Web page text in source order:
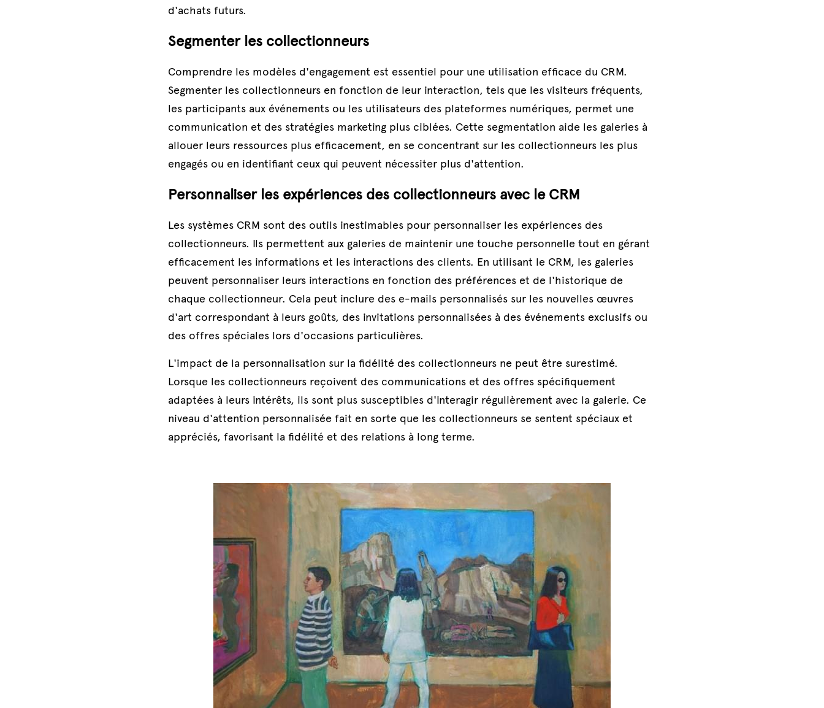
d'achats futurs.
Segmenter les collectionneurs
Comprendre les modèles d'engagement est essentiel pour une utilisation efficace du CRM.
Segmenter les collectionneurs en fonction de leur interaction, tels que les visiteurs fréquents,
les participants aux événements ou les utilisateurs des plateformes numériques, permet une
communication et des stratégies marketing plus ciblées. Cette segmentation aide les galeries à
allouer leurs ressources plus efficacement, en se concentrant sur les collectionneurs les plus
engagés ou en identifiant ceux qui peuvent nécessiter plus d'attention.
Personnaliser les expériences des collectionneurs avec le CRM
Les systèmes CRM sont des outils inestimables pour personnaliser les expériences des
collectionneurs. Ils permettent aux galeries de maintenir une touche personnelle tout en gérant
efficacement les informations et les interactions des clients. En utilisant le CRM, les galeries
peuvent personnaliser leurs interactions en fonction des préférences et de l'historique de
chaque collectionneur. Cela peut inclure des e-mails personnalisés sur les nouvelles œuvres
d'art correspondant à leurs goûts, des invitations personnalisées à des événements exclusifs ou
des offres spéciales lors d'occasions particulières.
L'impact de la personnalisation sur la fidélité des collectionneurs ne peut être surestimé.
Lorsque les collectionneurs reçoivent des communications et des offres spécifiquement
adaptées à leurs intérêts, ils sont plus susceptibles d'interagir régulièrement avec la galerie. Ce
niveau d'attention personnalisée fait en sorte que les collectionneurs se sentent spéciaux et
appréciés, favorisant la fidélité et des relations à long terme.